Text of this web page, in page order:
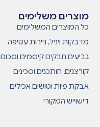
מוצרים משלימים
כל המוצרים המשלימים
מדבקות ויניל, ניירות עטיפה
גביעים חבקים קיסמים וסכום
קורצנים, חותכנים וסכינים
אבקת פיות וטושים אכילים
דישוייש המקורי